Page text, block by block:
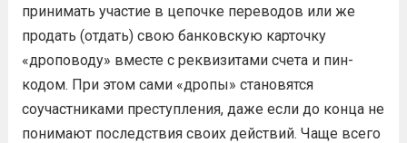
принимать участие в цепочке переводов или же
продать (отдать) свою банковскую карточку
«дроповоду» вместе с реквизитами счета и пин-
кодом. При этом сами «дропы» становятся
соучастниками преступления, даже если до конца не
понимают последствия своих действий. Чаще всего